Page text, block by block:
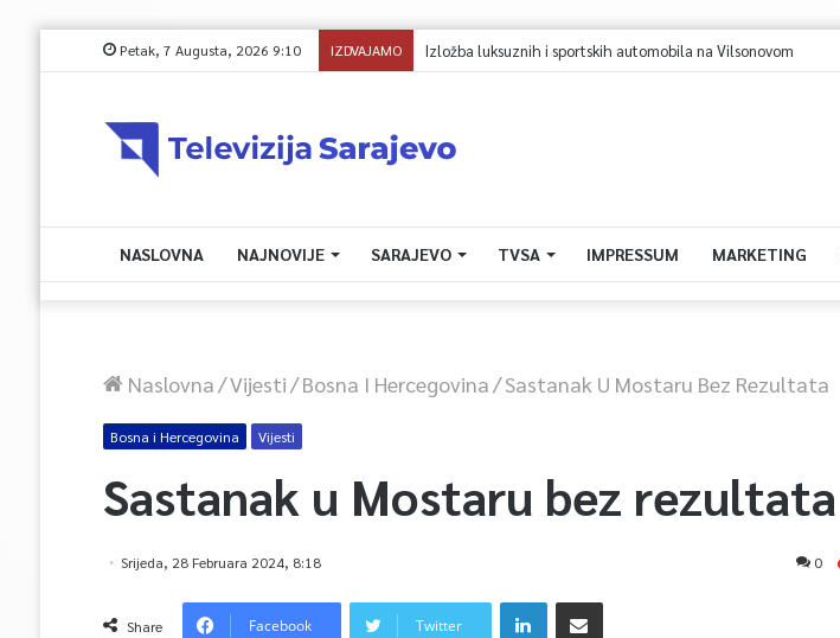
Petak, 7 Augusta, 2026 9:10 IZDVAJAMO Izložba luksuznih i sportskih automobila na Vilsonovom
NASLOVNA NAJNOVIJE SARAJEVO TVSA IMPRESSUM MARKETING
Naslovna/Vijesti/Bosna I Hercegovina/Sastanak U Mostaru Bez Rezultata
Bosna i Hercegovina Vijesti
Sastanak u Mostaru bez rezultata
Srijeda, 28 Februara 2024, 8:18 0
Share Facebook Twitter